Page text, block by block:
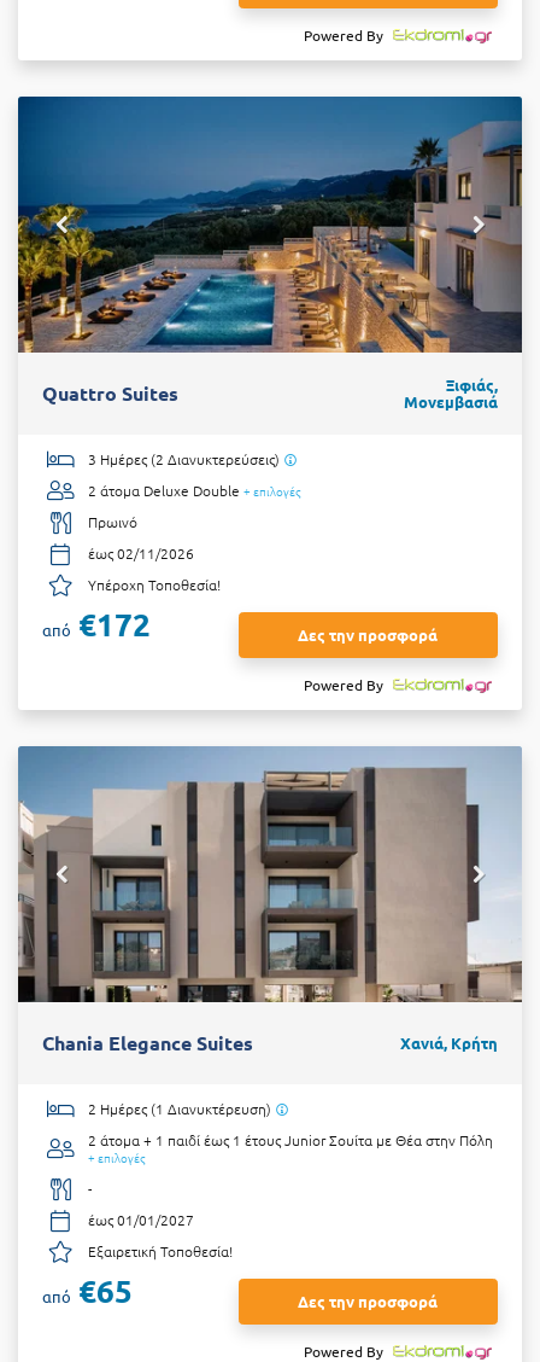
Powered By
Quattro Suites
Ξιφιάς,
Μονεμβασιά
3 Ημέρες (2 Διανυκτερεύσεις)
2 άτομα Deluxe Double + επιλογές
Πρωινό
έως 02/11/2026
Υπέροχη Τοποθεσία!
από €172 Δες την προσφορά
Powered By
Chania Elegance Suites Χανιά, Κρήτη
2 Ημέρες (1 Διανυκτέρευση)
2 άτομα + 1 παιδί έως 1 έτουςJunior Σουίτα με Θέα στην Πόλη
+ επιλογές
-
έως 01/01/2027
Εξαιρετική Τοποθεσία!
από €65 Δες την προσφορά
Powered By